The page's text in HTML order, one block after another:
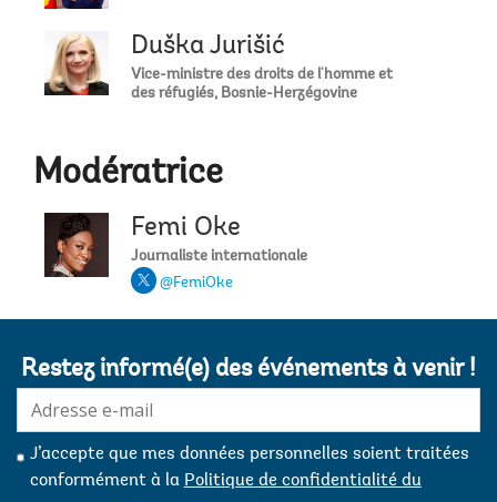
Duška Jurišić
Vice-ministre des droits de l'homme et
des réfugiés, Bosnie-Herzégovine
Modératrice
Femi Oke
Journaliste internationale
@FemiOke
Restez informé(e) des événements à venir !
mail:
J’accepte que mes données personnelles soient traitées
conformément à la Politique de confidentialité du